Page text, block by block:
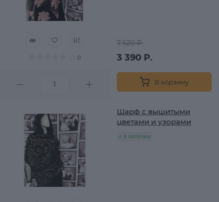
0
7 520 Р.
3 390 Р.
В корзину
Шарф с вышитыми
цветами и узорами
в наличии